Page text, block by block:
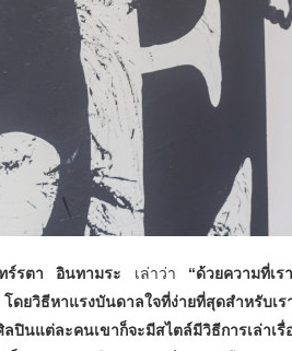
ร์รตา อินทามระ เล่าว่า “ด้วยความที่เ
ยวิธีหาแรงบันดาลใจที่ง่ายที่สุดสำหรับเ
ปินแต่ละคนเขาก็จะมีสไตล์มีวิธีการเล่าเ